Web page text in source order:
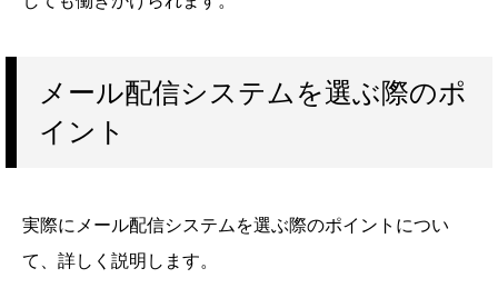
メール配信システムを選ぶ際のポ
イント
実際にメール配信システムを選ぶ際のポイントについ
て、詳しく説明します。